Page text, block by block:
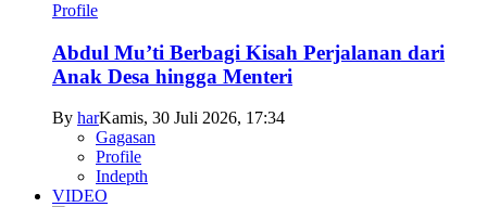
Profile
Abdul Mu’ti Berbagi Kisah Perjalanan dari
Anak Desa hingga Menteri
By harKamis, 30 Juli 2026, 17:34
Gagasan
Profile
Indepth
VIDEO